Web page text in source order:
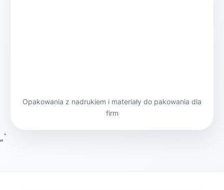
Opakowania z nadrukiem i materiały do pakowania dla
firm
„`